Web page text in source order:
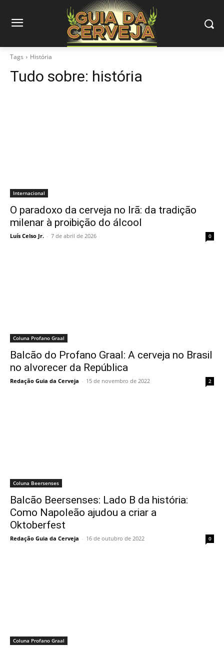
Tags História
Tudo sobre: história
Internacional
O paradoxo da cerveja no Irã: da tradição
milenar à proibição do álcool
Luís Celso Jr. - 7 de abril de 2026 0
Coluna Profano Graal
Balcão do Profano Graal: A cerveja no Brasil
no alvorecer da República
Redação Guia da Cerveja - 15 de novembro de 2022 2
Coluna Beersenses
Balcão Beersenses: Lado B da história:
Como Napoleão ajudou a criar a
Oktoberfest
Redação Guia da Cerveja - 16 de outubro de 2022 0
Coluna Profano Graal